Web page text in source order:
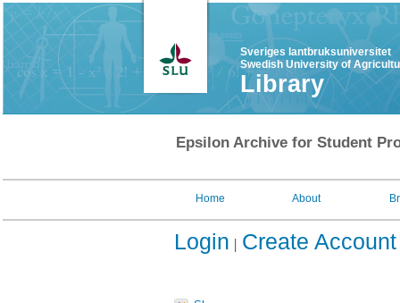
Sveriges lantbruksuniversitet
Swedish University of
Library
Epsilon Archive for Student
Home About
Login Create Account